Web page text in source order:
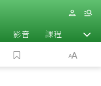
影音 課程 退休